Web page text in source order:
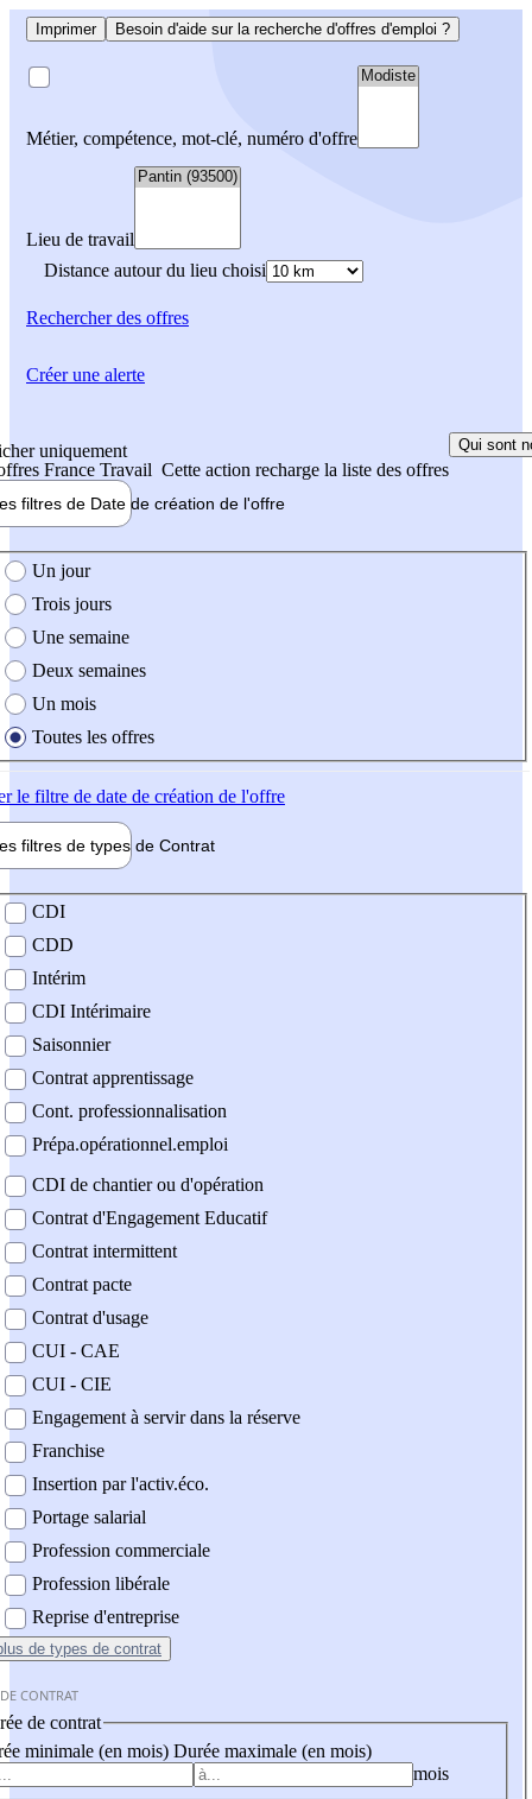
Imprimer Besoin d'aide sur la recherche d'offres d'emploi ?
Métier, compétence, mot-clé, numéro d'offre
Lieu de travail
Distance autour du lieu choisi
Rechercherdes offres
uniquement
France Travail Cette action recharge la liste des offres
Qui sont
filtres de Date de création de l'offre
création de l'offre
Un jour
Trois jours
Une semaine
Deux semaines
Un mois
Toutes les offres
le filtre de date de création de l'offre
filtres de types de Contrat
contrat
CDI
CDD
Intérim
CDI Intérimaire
Saisonnier
Contrat apprentissage
Cont. professionnalisation
Prépa.opérationnel.emploi
CDI de chantier ou d'opération
Contrat d'Engagement Educatif
Contrat intermittent
Contrat pacte
Contrat d'usage
CUI - CAE
CUI - CIE
Engagement à servir dans la réserve
Franchise
Insertion par l'activ.éco.
Portage salarial
Profession commerciale
Profession libérale
Reprise d'entreprise
de types de contrat
CONTRAT
de contrat
minimale (en mois) Durée maximale (en mois)
mois
Créer une alerte